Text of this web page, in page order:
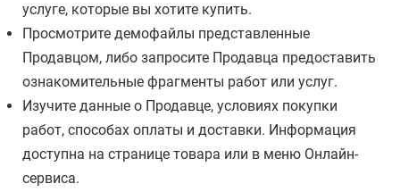
услуге, которые вы хотите купить.
Просмотрите демофайлы представленные
Продавцом, либо запросите Продавца предоставить
ознакомительные фрагменты работ или услуг.
Изучите данные о Продавце, условиях покупки
работ, способах оплаты и доставки. Информация
доступна на странице товара или в меню Онлайн-
сервиса.